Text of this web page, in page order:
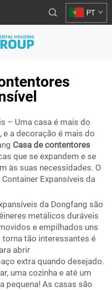
PT
– Uma casa é mais do
e a decoração é mais do
Casa de contentores
que se expandem e se
às suas necessidades. O
Expansíveis da
da Dongfang são
metálicos duráveis
e empilhados uns
tão interessantes é
abrir
extra quando desejado.
uma cozinha e até um
pequena! As casas são